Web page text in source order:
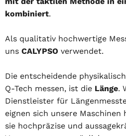
kombiniert.
Als qualitativ hochwertige
uns CALYPSO verwendet.
Die entscheidende
Q-Tech messen, ist die Länge.
Dienstleister für
eignen sich unsere Maschinen
sie hochpräzise und